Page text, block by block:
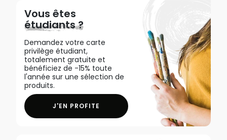
Vous êtes
étudiants ?
Demandez votre carte
privilège étudiant,
totalement gratuite et
bénéficiez de -15% toute
l'année sur une sélection de
produits.
J'EN PROFITE